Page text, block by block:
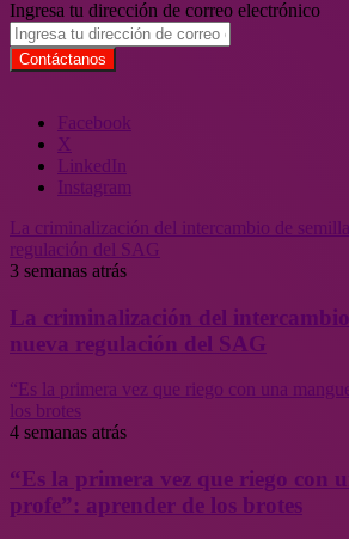
Ingresa tu dirección de correo electrónico
Facebook
X
LinkedIn
Instagram
La criminalización del intercambio de
regulación del SAG
3 semanas atrás
La criminalización del intercambio
nueva regulación del SAG
“Es la primera vez que riego con una
los brotes
4 semanas atrás
“Es la primera vez que riego con
profe”: aprender de los brotes